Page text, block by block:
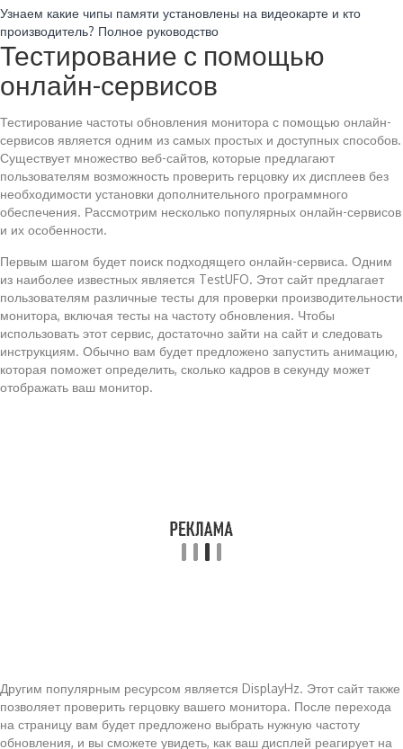
Узнаем какие чипы памяти установлены на видеокарте и кто
производитель? Полное руководство
Тестирование с помощью
онлайн-сервисов
Тестирование частоты обновления монитора с помощью онлайн-
сервисов является одним из самых простых и доступных способов.
Существует множество веб-сайтов, которые предлагают
пользователям возможность проверить герцовку их дисплеев без
необходимости установки дополнительного программного
обеспечения. Рассмотрим несколько популярных онлайн-сервисов
и их особенности.
Первым шагом будет поиск подходящего онлайн-сервиса. Одним
из наиболее известных является TestUFO. Этот сайт предлагает
пользователям различные тесты для проверки производительности
монитора, включая тесты на частоту обновления. Чтобы
использовать этот сервис, достаточно зайти на сайт и следовать
инструкциям. Обычно вам будет предложено запустить анимацию,
которая поможет определить, сколько кадров в секунду может
отображать ваш монитор.
Другим популярным ресурсом является DisplayHz. Этот сайт также
позволяет проверить герцовку вашего монитора. После перехода
на страницу вам будет предложено выбрать нужную частоту
обновления, и вы сможете увидеть, как ваш дисплей реагирует на